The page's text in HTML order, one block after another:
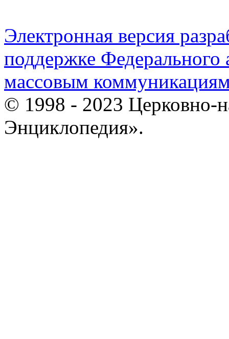
Электронная версия
поддержке Федерального
массовым
© 1998 - 2023 Церковно-
Энциклопедия».